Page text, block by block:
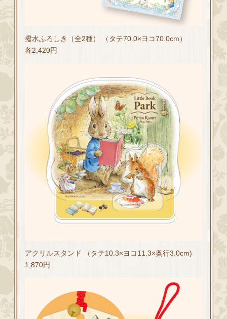
撥水ふろしき（全2種） （タテ70.0×ヨコ70.0cm）
各2,420円
アクリルスタンド （タテ10.3×ヨコ11.3×奥行3.0cm)
1,870円